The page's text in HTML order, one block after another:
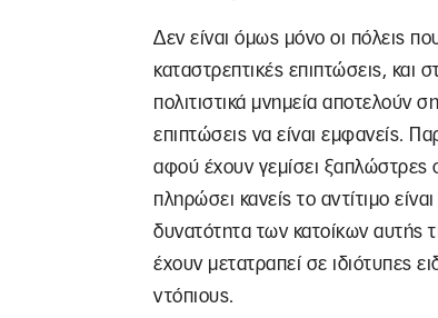
Δεν είναι όμως μόνο οι πόλεις
καταστρεπτικές επιπτώσεις, και
πολιτιστικά μνημεία αποτελούν
επιπτώσεις να είναι εμφανείς.
αφού έχουν γεμίσει
πληρώσει κανείς το αντίτιμο
δυνατότητα των κατοίκων αυτής
έχουν μετατραπεί σε ιδιότυπες
ντόπιους.